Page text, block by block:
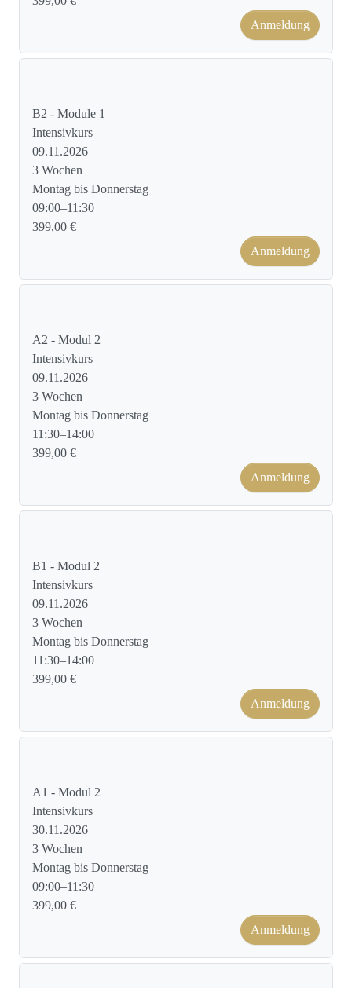
Anmeldung
B2 - Module 1
Intensivkurs
09.11.2026
3 Wochen
Montag bis Donnerstag
09:00–11:30
399,00 €
Anmeldung
A2 - Modul 2
Intensivkurs
09.11.2026
3 Wochen
Montag bis Donnerstag
11:30–14:00
399,00 €
Anmeldung
B1 - Modul 2
Intensivkurs
09.11.2026
3 Wochen
Montag bis Donnerstag
11:30–14:00
399,00 €
Anmeldung
A1 - Modul 2
Intensivkurs
30.11.2026
3 Wochen
Montag bis Donnerstag
09:00–11:30
399,00 €
Anmeldung